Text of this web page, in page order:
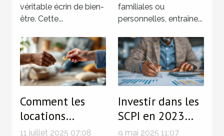
véritable écrin de bien-
être. Cette...
familiales ou
personnelles, entraîne...
Comment les
locations
directes entre
11 juillet 2025 07:08
Investir dans les
SCPI en 2023
perspectives et
9 mai 2025 11:07